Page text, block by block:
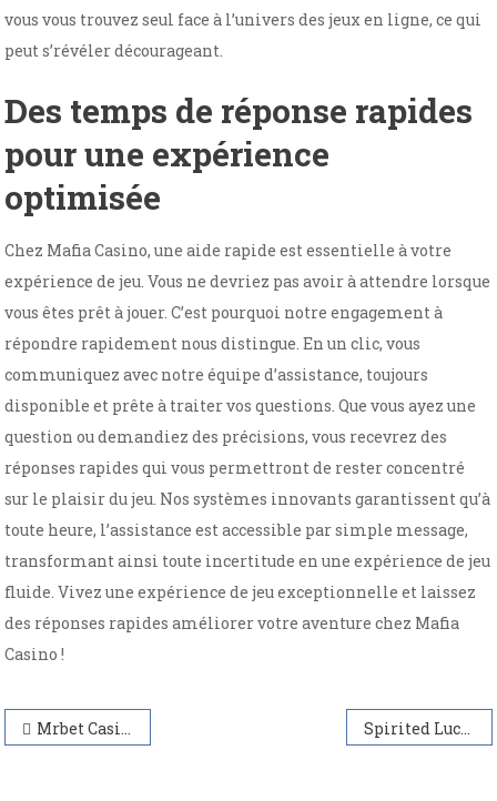
vous vous trouvez seul face à l’univers des jeux en ligne, ce qui
peut s’révéler décourageant.
Des temps de réponse rapides
pour une expérience
optimisée
Chez Mafia Casino, une aide rapide est essentielle à votre
expérience de jeu. Vous ne devriez pas avoir à attendre lorsque
vous êtes prêt à jouer. C’est pourquoi notre engagement à
répondre rapidement nous distingue. En un clic, vous
communiquez avec notre équipe d’assistance, toujours
disponible et prête à traiter vos questions. Que vous ayez une
question ou demandiez des précisions, vous recevrez des
réponses rapides qui vous permettront de rester concentré
sur le plaisir du jeu. Nos systèmes innovants garantissent qu’à
toute heure, l’assistance est accessible par simple message,
transformant ainsi toute incertitude en une expérience de jeu
fluide. Vivez une expérience de jeu exceptionnelle et laissez
des réponses rapides améliorer votre aventure chez Mafia
Casino !
Navegación
Mrbet Casino Games Variety and Experience Spirited Luck at WinSpirit Casino